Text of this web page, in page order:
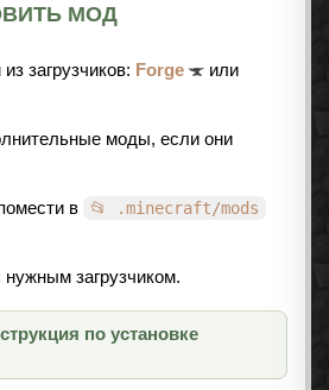
МОД
загрузчиков: Forge
или
моды, если они
в
📂 .minecraft/mods
нужным загрузчиком.
по установке